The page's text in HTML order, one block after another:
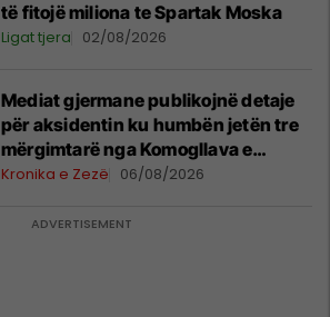
të fitojë miliona te Spartak Moska
Ligat tjera 02/08/2026
Mediat gjermane publikojnë detaje
për aksidentin ku humbën jetën tre
mërgimtarë nga Komogllava e
Ferizajt
Kronika e Zezë 06/08/2026